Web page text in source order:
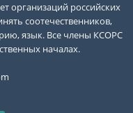
организаций российских
соотечественников,
язык. Все члены КСОРС
началах.